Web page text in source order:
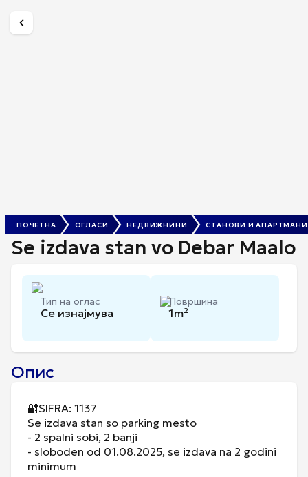
ПОЧЕТНА ОГЛАСИ НЕДВИЖНИНИ СТАНОВИ И АПАРТМАНИ
Se izdava stan vo Debar Maalo
Тип на оглас
Се изнајмува
Површина
1m²
Опис
🔐SIFRA: 1137
Se izdava stan so parking mesto
- 2 spalni sobi, 2 banji
- sloboden od 01.08.2025, se izdava na 2 godini
minimum